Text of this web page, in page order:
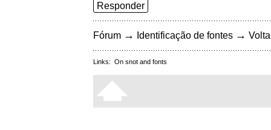
Responder
Fórum → Identificação de fontes →
Links: On snot and fonts